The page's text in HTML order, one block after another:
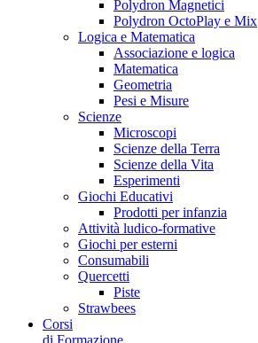
Polydron Magnetici
Polydron OctoPlay e Mix
Logica e Matematica
Associazione e logica
Matematica
Geometria
Pesi e Misure
Scienze
Microscopi
Scienze della Terra
Scienze della Vita
Esperimenti
Giochi Educativi
Prodotti per infanzia
Attività ludico-formative
Giochi per esterni
Consumabili
Quercetti
Piste
Strawbees
Corsi
di Formazione